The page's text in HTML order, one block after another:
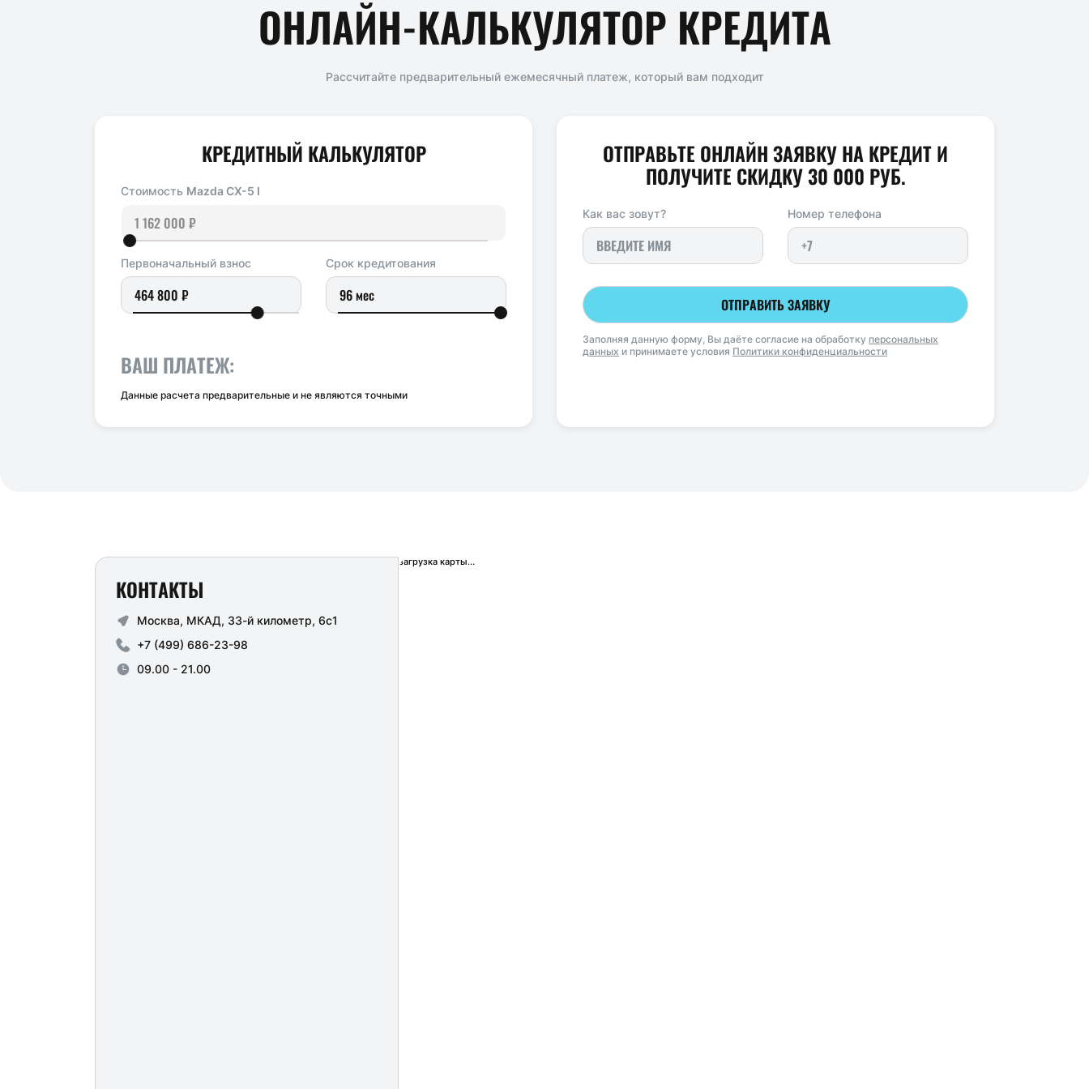
ОНЛАЙН-КАЛЬКУЛЯТОР КРЕДИТА
Рассчитайте предварительный ежемесячный платеж, который вам подходит
КРЕДИТНЫЙ КАЛЬКУЛЯТОР
Стоимость Mazda CX-5 I
Первоначальный взнос Срок кредитования
ВАШ ПЛАТЕЖ:
Данные расчета предварительные и не являются точными
ОТПРАВЬТЕ ОНЛАЙН ЗАЯВКУ НА КРЕДИТ И
ПОЛУЧИТЕ СКИДКУ 30 000 РУБ.
Как вас зовут? Номер телефона
ОТПРАВИТЬ ЗАЯВКУ
Заполняя данную форму, Вы даёте согласие на обработку персональных
данных и принимаете условия Политики конфиденциальности
КОНТАКТЫ
Москва, МКАД, 33-й километр, 6с1
+7 (499) 686-23-98
09.00 - 21.00
загрузка карты...